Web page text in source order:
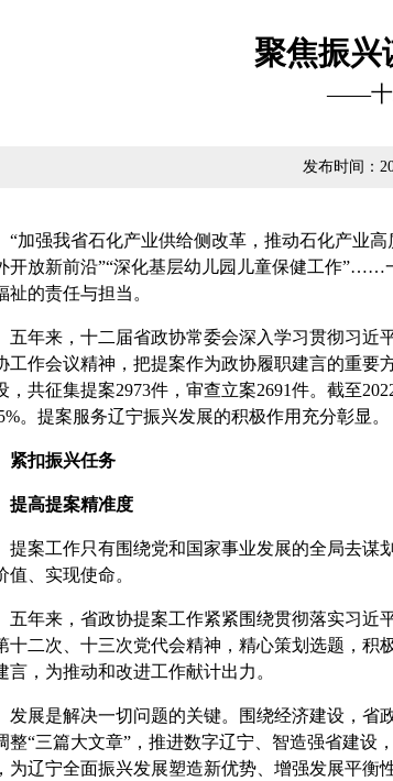
聚焦振兴
——十
发布时间：
强我省石化产业供给侧改革，推动石化产业高
开放新前沿”“深化基层幼儿园儿童保健工作”……
祉的责任与担当。
来，十二届省政协常委会深入学习贯彻习近
工作会议精神，把提案作为政协履职建言的重要
，共征集提案2973件，审查立案2691件。截至
。提案服务辽宁振兴发展的积极作用充分彰显。
紧扣振兴任务
高提案精准度
工作只有围绕党和国家事业发展的全局去谋
值、实现使命。
来，省政协提案工作紧紧围绕贯彻落实习近
十二次、十三次党代会精神，精心策划选题，积
言，为推动和改进工作献计出力。
是解决一切问题的关键。围绕经济建设，省
整“三篇大文章”，推进数字辽宁、智造强省建设
为辽宁全面振兴发展塑造新优势、增强发展平衡